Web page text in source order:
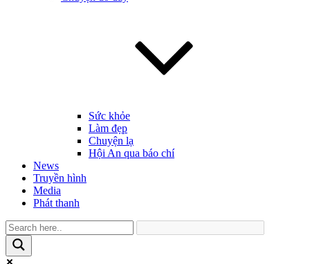
Sức khỏe
Làm đẹp
Chuyện lạ
Hội An qua báo chí
News
Truyền hình
Media
Phát thanh